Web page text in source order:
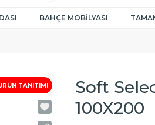
BAHÇE MOBİLYASI
TANITIMI
Soft
100X200